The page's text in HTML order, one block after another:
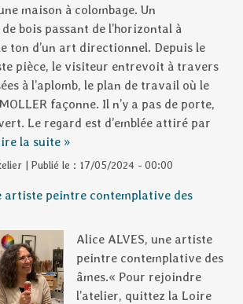
maison à colombage. Un
bois passant de l’horizontal à
ton d’un art directionnel. Depuis le
pièce, le visiteur entrevoit à travers
à l’aplomb, le plan de travail où le
façonne. Il n’y a pas de porte,
Le regard est d’emblée attiré par
la suite »
| Publié le : 17/05/2024 - 00:00
artiste peintre contemplative des
Alice ALVES, une artiste
peintre contemplative des
âmes.« Pour rejoindre
l’atelier, quittez la Loire